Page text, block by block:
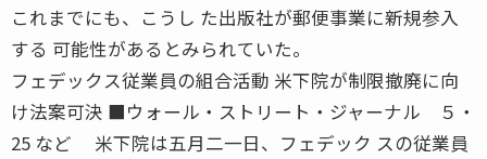
これまでにも、こうし た出版社が郵便事業に新規参入
する 可能性があるとみられていた。
フェデックス従業員の組合活動 米下院が制限撤廃に向
け法案可決 ■ウォール・ストリート・ジャーナル ５・
25 など 米下院は五月二一日、フェデック スの従業員